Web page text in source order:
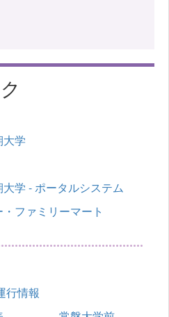
学
学 - ポータルシステム
ファミリーマート
行情報